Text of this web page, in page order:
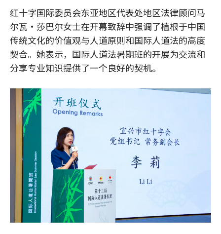
红十字国际委员会东亚地区代表处地区法律顾问马
尔瓦·莎巴尔女士在开幕致辞中强调了植根于中国
传统文化的价值观与人道原则和国际人道法的高度
契合。她表示，国际人道法暑期班的开展为交流和
分享专业知识提供了一个良好的契机。